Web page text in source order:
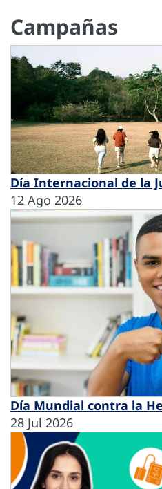
Campañas
Día Internacional de la
12 Ago 2026
Día Mundial contra la
28 Jul 2026